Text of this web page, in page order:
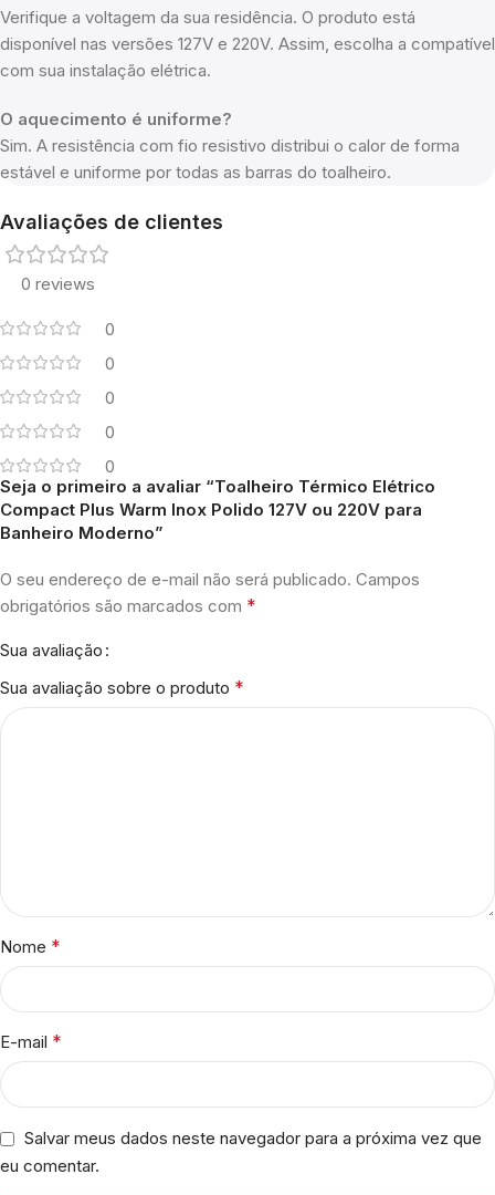
Verifique a voltagem da sua residência. O produto está
disponível nas versões 127V e 220V. Assim, escolha a compatível
com sua instalação elétrica.
O aquecimento é uniforme?
Sim. A resistência com fio resistivo distribui o calor de forma
estável e uniforme por todas as barras do toalheiro.
Avaliações de clientes
0 reviews
0
0
0
0
0
Seja o primeiro a avaliar “Toalheiro Térmico Elétrico
Compact Plus Warm Inox Polido 127V ou 220V para
Banheiro Moderno”
O seu endereço de e-mail não será publicado. Campos
obrigatórios são marcados com *
Sua avaliação
Sua avaliação sobre o produto *
Nome *
E-mail *
Salvar meus dados neste navegador para a próxima vez que
eu comentar.